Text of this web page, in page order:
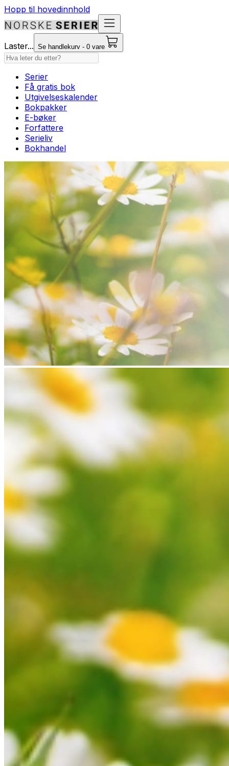
Hopp til hovedinnhold
Laster... Se handlekurv - 0 vare
Serier
Få gratis bok
Utgivelseskalender
Bokpakker
E-bøker
Forfattere
Serieliv
Bokhandel